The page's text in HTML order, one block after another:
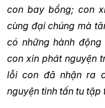
con bay bổng; con
cùng đại chúng mà
có những hành
con xin phát nguyện
lỗi con đã nhận ra
nguyện tinh tấn tu